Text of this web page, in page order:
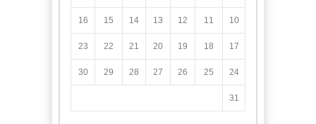
10
11
12
13
14
15
16
17
18
19
20
21
22
23
24
25
26
27
28
29
30
31